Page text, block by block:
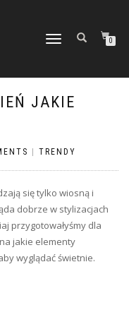
TOGGLE
0
JAKIE
TRENDY
się tylko wiosną i
dobrze w stylizacjach
przygotowałyśmy dla
jakie elementy
wyglądać świetnie.